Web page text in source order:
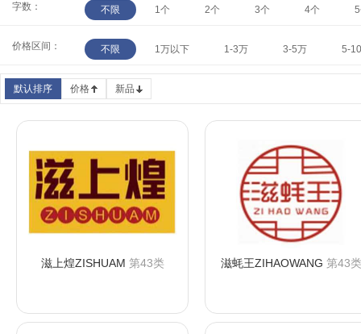
字数： 不限 1个 2个 3个 4个
价格区间： 不限 1万以下 1-3万 3-5万 5-
默认排序 价格 新品
滋上煌ZISHUAM 第43类 滋蚝王ZIHAOWANG 第43类